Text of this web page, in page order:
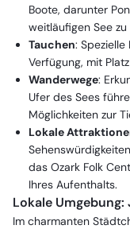
Boote, darunter
weitläufigen See zu
Tauchen:
Verfügung, mit
Wanderwege:
Ufer des Sees
Möglichkeiten zur
Lokale
das Ozark Folk
Ihres Aufenthalts.
Lokale Umgebung:
Im charmanten